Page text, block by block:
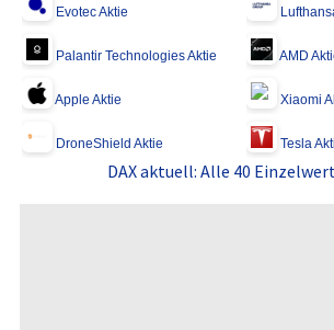
Evotec Aktie
Palantir Technologies Aktie AMD
Apple Aktie Xiaomi
DroneShield Aktie Tesla
DAX aktuell: Alle 40